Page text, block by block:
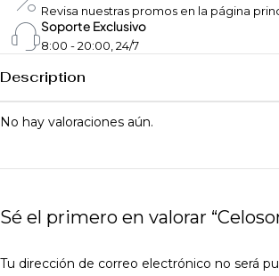
Revisa nuestras promos en la página
Soporte Exclusivo
8:00 - 20:00, 24/7
Description
No hay valoraciones aún.
Sé el primero en valorar
Tu dirección de correo electrónico no será